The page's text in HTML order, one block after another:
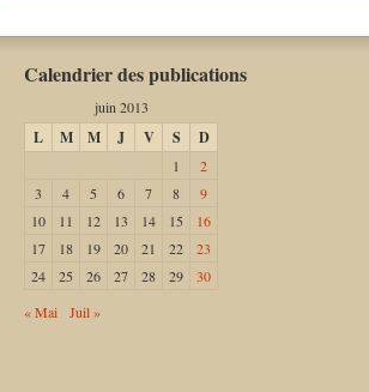
Calendrier des publications
juin 2013
L M M J V S D
1
2
3
4 5 6 7 8
9
10
11 12 13 14 15
16
17
18 19 20 21 22
23
24
25 26 27 28 29
30
« Mai
Juil »